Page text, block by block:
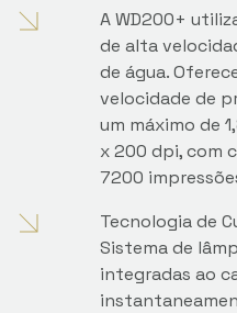
A WD200+
de alta
de água.
velocidade de
um máximo de
x 200 dpi, com
7200
Tecnologia de
Sistema de
integradas ao